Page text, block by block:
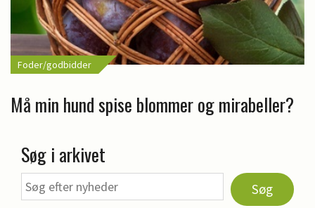
Foder/godbidder
Må min hund spise blommer og mirabeller?
Søg i arkivet
Søg